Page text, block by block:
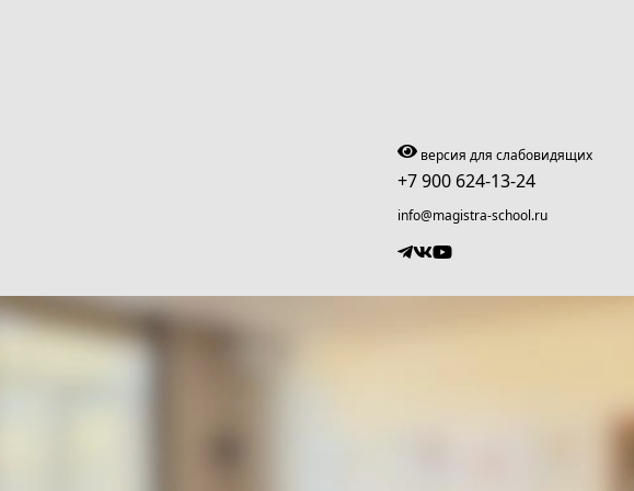
версия для слабовидящих
+7 900 624-13-24
info@magistra-school.ru